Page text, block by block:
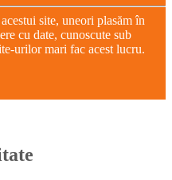
site, uneori plasăm în
cu date, cunoscute sub
urilor mari fac acest lucru.